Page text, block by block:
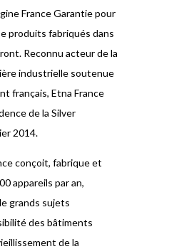
France Garantie pour
produits fabriqués dans
Reconnu acteur de la
industrielle soutenue
français, Etna France
de la Silver
2014.
conçoit, fabrique et
appareils par an,
grands sujets
des bâtiments
de la